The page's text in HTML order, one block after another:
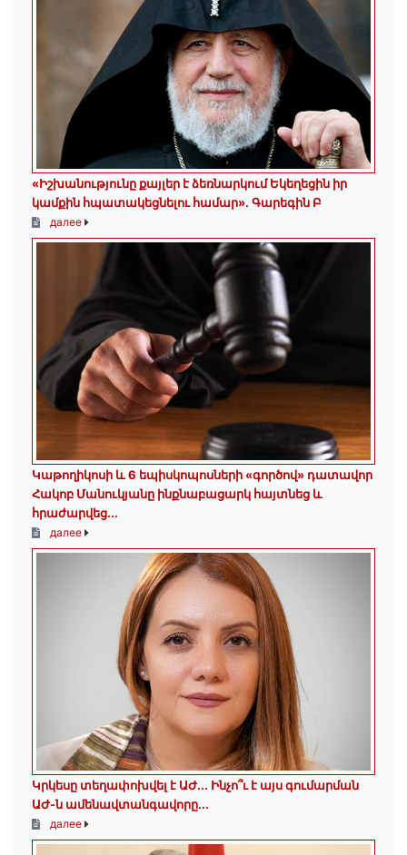
«Իշխանությունը քայլեր է ձեռնարկում Եկեղեցին իր
կամքին հպատակեցնելու համար»․ Գարեգին Բ
далее
️Կաթողիկոսի և 6 եպիսկոպոսների «գործով» դատավոր
Հակոբ Մանուկյանը ինքնաբացարկ հայտնեց և
հրաժարվեց...
далее
Կրկեսը տեղափոխվել է ԱԺ... Ինչո՞ւ է այս գումարման
ԱԺ-ն ամենավտանգավորը...
далее